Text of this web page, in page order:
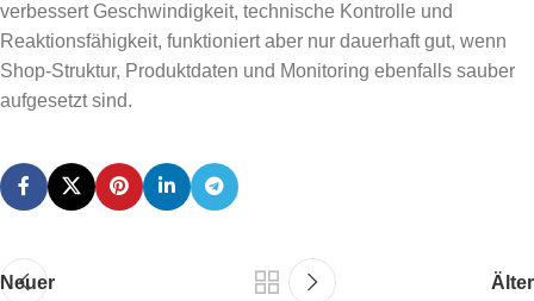
verbessert Geschwindigkeit, technische Kontrolle und
Reaktionsfähigkeit, funktioniert aber nur dauerhaft gut, wenn
Shop-Struktur, Produktdaten und Monitoring ebenfalls sauber
aufgesetzt sind.
Neuer Älter